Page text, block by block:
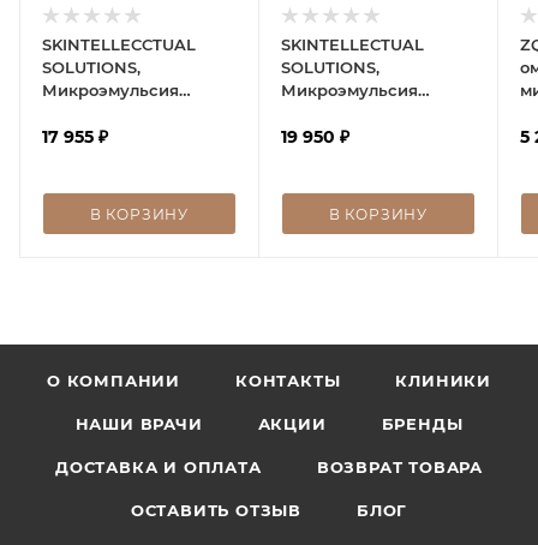
SKINTELLECCTUAL
SOLUTIONS,
Микроэмульсия
17 955 ₽
В КОРЗИНУ
SKINTELLECTUAL
SOLUTIONS,
Микроэмульсия
10%
19 950 ₽
В КОРЗИНУ
5
О КОМПАНИИ КОНТАКТЫ КЛИНИКИ
НАШИ ВРАЧИ АКЦИИ БРЕНДЫ
ДОСТАВКА И ОПЛАТА ВОЗВРАТ ТОВАРА
ОСТАВИТЬ ОТЗЫВ БЛОГ